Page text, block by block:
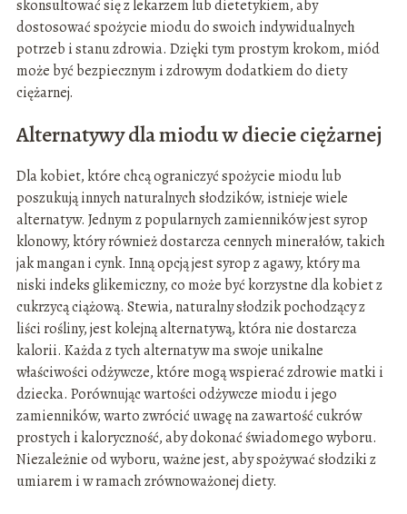
skonsultować się z lekarzem lub dietetykiem, aby
dostosować spożycie miodu do swoich indywidualnych
potrzeb i stanu zdrowia. Dzięki tym prostym krokom, miód
może być bezpiecznym i zdrowym dodatkiem do diety
ciężarnej.
Alternatywy dla miodu w diecie ciężarnej
Dla kobiet, które chcą ograniczyć spożycie miodu lub
poszukują innych naturalnych słodzików, istnieje wiele
alternatyw. Jednym z popularnych zamienników jest syrop
klonowy, który również dostarcza cennych minerałów, takich
jak mangan i cynk. Inną opcją jest syrop z agawy, który ma
niski indeks glikemiczny, co może być korzystne dla kobiet z
cukrzycą ciążową. Stewia, naturalny słodzik pochodzący z
liści rośliny, jest kolejną alternatywą, która nie dostarcza
kalorii. Każda z tych alternatyw ma swoje unikalne
właściwości odżywcze, które mogą wspierać zdrowie matki i
dziecka. Porównując wartości odżywcze miodu i jego
zamienników, warto zwrócić uwagę na zawartość cukrów
prostych i kaloryczność, aby dokonać świadomego wyboru.
Niezależnie od wyboru, ważne jest, aby spożywać słodziki z
umiarem i w ramach zrównoważonej diety.